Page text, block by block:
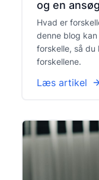
og en
Hvad er
denne blog
forskelle, så du
forskellene.
Læs artikel